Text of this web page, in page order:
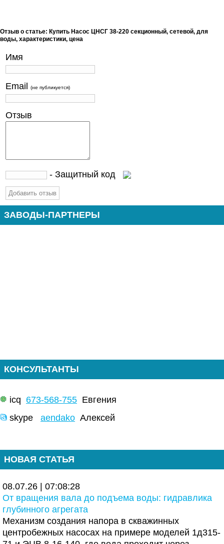
Отзыв о статье: Купить Насос ЦНСГ 38-220 секционный, сетевой, для
воды, характеристики, цена
Имя
Email (не публикуется)
Отзыв
- Защитный код
ЗАВОДЫ-ПАРТНЕРЫ
КОНСУЛЬТАНТЫ
icq 673-568-755 Евгения
skype aendako Алексей
НОВАЯ СТАТЬЯ
08.07.26 | 07:08:28
От вращения вала до подъема воды: гидравлика
глубинного агрегата
Механизм создания напора в скважинных
центробежных насосах на примере моделей 1д315-